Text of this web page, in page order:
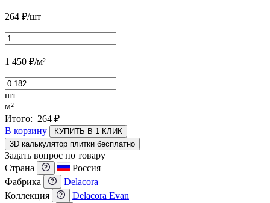
264 ₽/шт
1 450 ₽/м²
шт
м²
Итого: 264 ₽
В корзину
КУПИТЬ В 1 КЛИК
3D калькулятор плитки бесплатно
Задать вопрос по товару
Страна
Россия
Фабрика
Delacora
Коллекция
Delacora Evan